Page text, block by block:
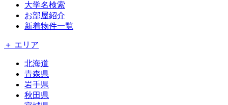
大学名検索
お部屋紹介
新着物件一覧
＋ エリア
北海道
青森県
岩手県
秋田県